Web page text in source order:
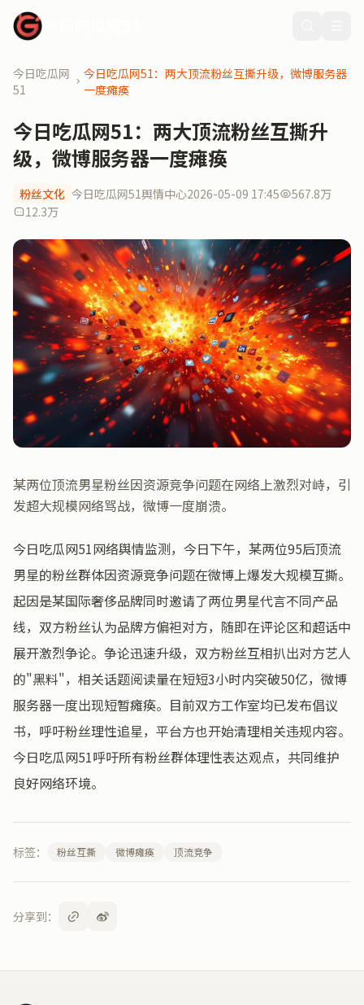
今日吃瓜网
51
今日吃瓜网51：两大顶流粉丝互撕升级，微博服务器
一度瘫痪
今日吃瓜网51：两大顶流粉丝互撕升
级，微博服务器一度瘫痪
粉丝文化 今日吃瓜网51舆情中心2026-05-09 17:45
567.8万
12.3万
某两位顶流男星粉丝因资源竞争问题在网络上激烈对峙，引
发超大规模网络骂战，微博一度崩溃。
今日吃瓜网51网络舆情监测，今日下午，某两位95后顶流
男星的粉丝群体因资源竞争问题在微博上爆发大规模互撕。
起因是某国际奢侈品牌同时邀请了两位男星代言不同产品
线，双方粉丝认为品牌方偏袒对方，随即在评论区和超话中
展开激烈争论。争论迅速升级，双方粉丝互相扒出对方艺人
的"黑料"，相关话题阅读量在短短3小时内突破50亿，微博
服务器一度出现短暂瘫痪。目前双方工作室均已发布倡议
书，呼吁粉丝理性追星，平台方也开始清理相关违规内容。
今日吃瓜网51呼吁所有粉丝群体理性表达观点，共同维护
良好网络环境。
标签： 粉丝互撕 微博瘫痪 顶流竞争
分享到：